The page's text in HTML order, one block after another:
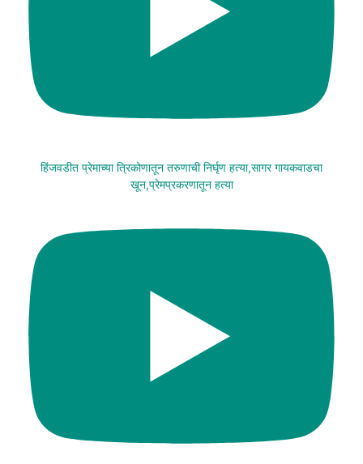
हिंजवडीत प्रेमाच्या त्रिकोणातून तरुणाची निर्घृण हत्या,सागर गायकवाडचा
खून,प्रेमप्रकरणातून हत्या